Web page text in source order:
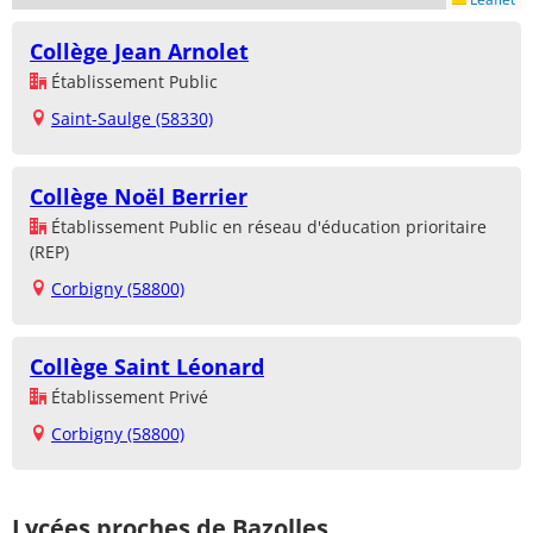
Collège Jean Arnolet
Établissement Public
Saint-Saulge (58330)
Collège Noël Berrier
Établissement Public en réseau d'éducation prioritaire
(REP)
Corbigny (58800)
Collège Saint Léonard
Établissement Privé
Corbigny (58800)